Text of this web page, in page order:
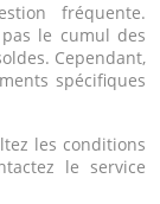
fréquente.
pas le cumul des
Cependant,
spécifiques
les conditions
le service